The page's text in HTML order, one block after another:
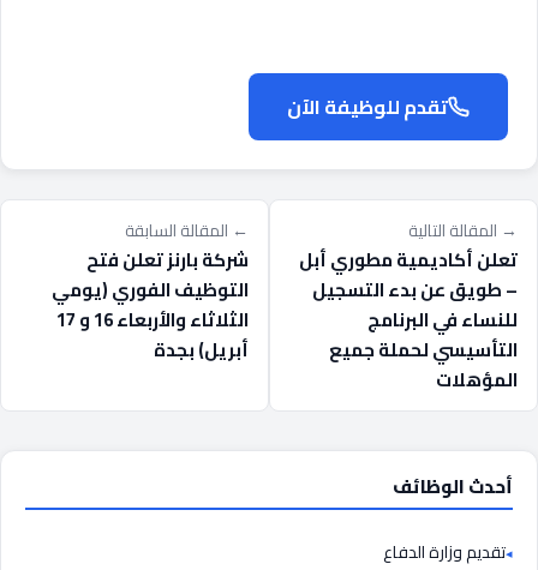
تقدم للوظيفة الآن
→ المقالة التالية
تعلن أكاديمية مطوري أبل
– طويق عن بدء التسجيل
للنساء في البرنامج
التأسيسي لحملة جميع
المؤهلات
← المقالة السابقة
شركة بارنز تعلن فتح
التوظيف الفوري (يومي
الثلاثاء والأربعاء 16 و 17
أبريل) بجدة
أحدث الوظائف
تقديم وزارة الدفاع